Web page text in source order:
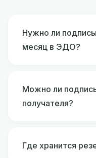
Нужно ли
месяц в ЭДО?
Можно ли
получателя?
Где хранится